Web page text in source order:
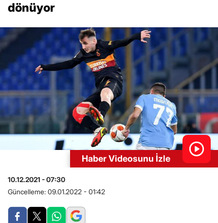
dönüyor
Haber Videosunu İzle
10.12.2021 - 07:30
Güncelleme: 09.01.2022 - 01:42